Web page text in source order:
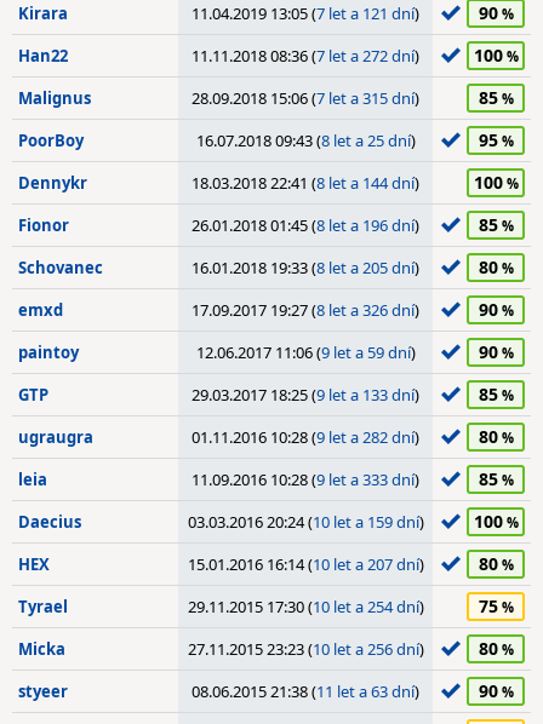
Kirara 11.04.2019 13:05 (7 let a 121 dní) 90
Han22 11.11.2018 08:36 (7 let a 272 dní) 100
Malignus 28.09.2018 15:06 (7 let a 315 dní) 85
PoorBoy 16.07.2018 09:43 (8 let a 25 dní) 95
Dennykr 18.03.2018 22:41 (8 let a 144 dní) 100
Fionor 26.01.2018 01:45 (8 let a 196 dní) 85
Schovanec 16.01.2018 19:33 (8 let a 205 dní) 80
emxd 17.09.2017 19:27 (8 let a 326 dní) 90
paintoy 12.06.2017 11:06 (9 let a 59 dní) 90
GTP 29.03.2017 18:25 (9 let a 133 dní) 85
ugraugra 01.11.2016 10:28 (9 let a 282 dní) 80
leia 11.09.2016 10:28 (9 let a 333 dní) 85
Daecius 03.03.2016 20:24 (10 let a 159 dní) 100
HEX 15.01.2016 16:14 (10 let a 207 dní) 80
Tyrael 29.11.2015 17:30 (10 let a 254 dní) 75
Micka 27.11.2015 23:23 (10 let a 256 dní) 80
styeer 08.06.2015 21:38 (11 let a 63 dní) 90